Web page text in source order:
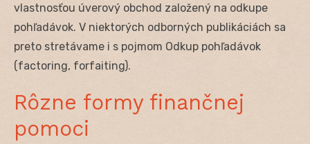
vlastnosťou úverový obchod založený na odkupe
pohľadávok. V niektorých odborných publikáciách sa
preto stretávame i s pojmom Odkup pohľadávok
(factoring, forfaiting).
Rôzne formy finančnej
pomoci